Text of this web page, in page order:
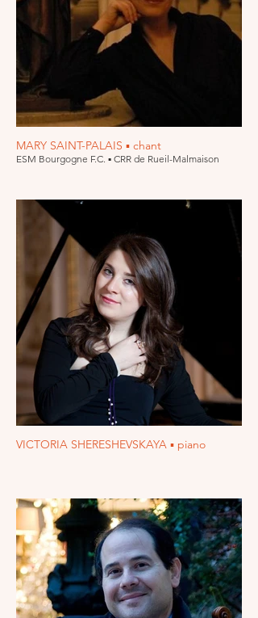
MARY SAINT-PALAIS ▪ chant
ESM Bourgogne F.C. ▪ CRR de Rueil-Malmaison
VICTORIA SHERESHEVSKAYA ▪ piano